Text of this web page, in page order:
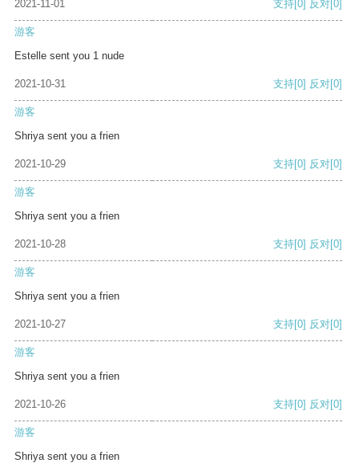
2021-11-01 支持[0] 反对[0]
游客
Estelle sent you 1 nude
2021-10-31 支持[0] 反对[0]
游客
Shriya sent you a frien
2021-10-29 支持[0] 反对[0]
游客
Shriya sent you a frien
2021-10-28 支持[0] 反对[0]
游客
Shriya sent you a frien
2021-10-27 支持[0] 反对[0]
游客
Shriya sent you a frien
2021-10-26 支持[0] 反对[0]
游客
Shriya sent you a frien